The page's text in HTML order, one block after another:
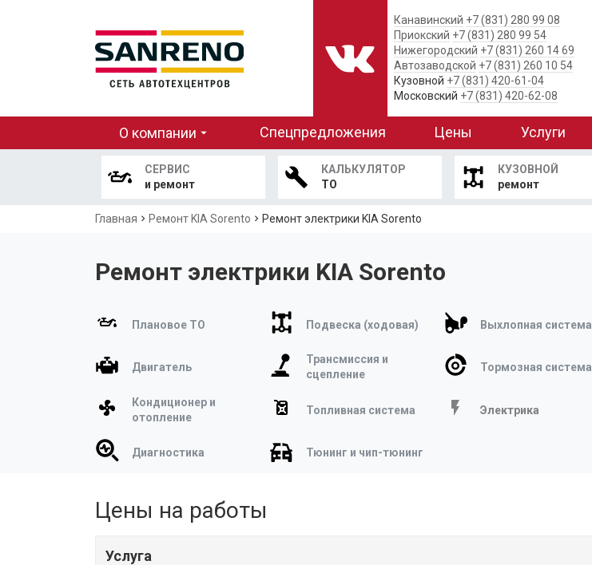
Канавинский +7 (831) 280 99 08
Приокский +7 (831) 280 99 54
Нижегородский +7 (831) 260 14 69
Автозаводской +7 (831) 260 10 54
Кузовной +7 (831) 420-61-04
Московский +7 (831) 420-62-08
Основная
навигация
О компании Спецпредложения Цены Услуги
СЕРВИС
и ремонт
КАЛЬКУЛЯТОР
ТО
КУЗОВНОЙ
ремонт
Строка
Главная Ремонт KIA Sorento Ремонт электрики KIA Sorento
Ремонт электрики KIA Sorento
Плановое ТО Подвеска (ходовая) Выхлопная система
Двигатель
Трансмиссия и
сцепление
Тормозная система
Кондиционер и
отопление
Топливная система Электрика
Диагностика Тюнинг и чип-тюнинг
Цены на работы
Услуга